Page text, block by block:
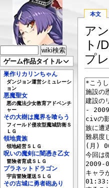
ゲーム作品タイトル
巣作りカリンちゃん
ダンジョン運営シミュレーシ
ョン
悪魔聖女
悪の魔法少女教育アドベンチ
ャー
その大樹は魔界を喰らう
フィールド侵攻型魔城防衛Ｓ
ＬＧ
領地貴族
領地経営ＳＬＧ
呪いの魔剣に闇憑き乙女
冒険者育成ＳＬＧ
プラネットドラゴン
宇宙冒険運送ＳＬＧ
その古城に勇者砲あり
本文
ア
ト/
プ